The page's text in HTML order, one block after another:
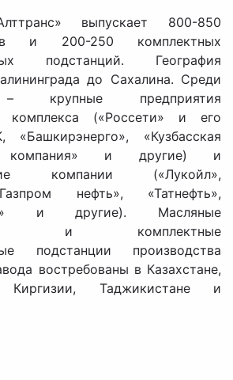
выпускает 800-850
и 200-250 комплектных
подстанций. География
до Сахалина. Среди
– крупные предприятия
комплекса («Россети» и его
«Кузбасская
компания» и другие) и
компании («Лукойл»,
нефть», «Татнефть»,
и другие). Масляные
и комплектные
подстанции производства
востребованы в Казахстане,
Киргизии, Таджикистане и